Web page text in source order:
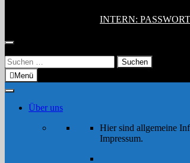
INTERN:
Suchen
nach:Menü
Über uns
Hier sind allgemeine
Impressum.